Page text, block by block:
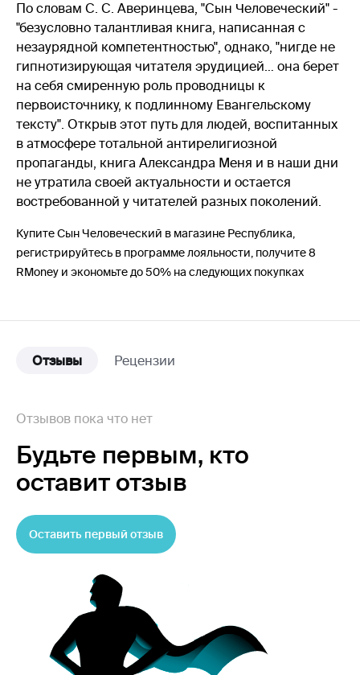
По словам С. С. Аверинцева, "Сын Человеческий" -
"безусловно талантливая книга, написанная с
незаурядной компетентностью", однако, "нигде не
гипнотизирующая читателя эрудицией… она берет
на себя смиренную роль проводницы к
первоисточнику, к подлинному Евангельскому
тексту". Открыв этот путь для людей, воспитанных
в атмосфере тотальной антирелигиозной
пропаганды, книга Александра Меня и в наши дни
не утратила своей актуальности и остается
востребованной у читателей разных поколений.
Купите Сын Человеческий в магазине Республика,
регистрируйтесь в программе лояльности, получите 8
RMoney и экономьте до 50% на следующих покупках
Отзывы Рецензии
Отзывов пока что нет
Будьте первым, кто
оставит отзыв
Оставить первый отзыв